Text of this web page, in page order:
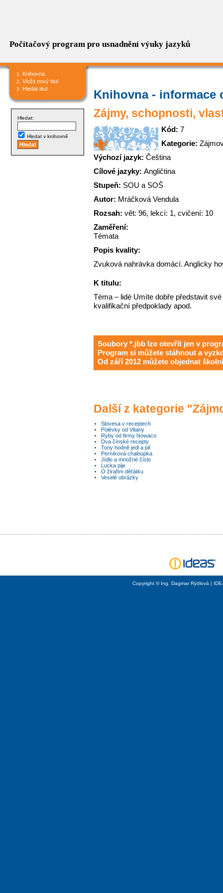
Počítačový program pro usnadnění výuky jazyků
Knihovna
Vložit nový titul
Hledat titul
Hledat:
Hledat v knihovně
Knihovna - informace
Zájmy, schopnosti,
Kód: 7
Kategorie:
Výchozí jazyk: Čeština
Cílové jazyky: Angličtina
Stupeň: SOU a SOŠ
Autor: Mráčková Vendula
Rozsah: vět: 96, lekcí: 1, cvičení: 10
Zaměření:
Témata
Popis kvality:
Zvuková nahrávka domácí. Anglicky
K titulu:
Téma – lidé Umíte dobře představit
kvalifikační předpoklady apod.
Soubory *.jbb lze otevřít jen v
Program si můžete stáhnout a
Od září 2012 můžete objednat
Další z kategorie
Slovesa v receptech
Polévky od Vitany
Ryby od firmy Nowaco
Dva čínské recepty
Tony hodně jedl a pil
Perníková chaloupka
Jídlo a množné číslo
Lucka pije
O žirafím děťátku
Veselé obrázky
Copyright © Ing. Dagmar Rýdlová |